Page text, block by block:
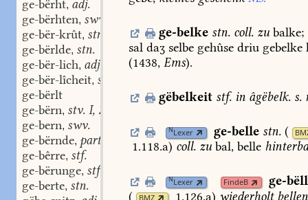
ge-bërht, adj.
ge-bërhten, swv.
ge-bër-krût, stn.
ge-bërlde, stn.
ge-bër-lich, adj.
ge-bër-lîcheit, stf.
ge-bërlt
ge-bërn, stv. I, 2.
ge-bern, swv.
ge-bërnde, part. adj.
ge-bêrre, stf.
ge-bërunge, stf.
ge-berte, stn.
ge-belke stn. coll.zubalke;
sal daʒ selbe gehûse driu gebelke
(1438, Ems).
gëbelkeit stf. inâgëbelk. s.
NLexer ge-belle stn. (
1.118.a) coll. zu bal, belle
NLexer FindeB
ge-
(
1.126.a) wiederholtbellen